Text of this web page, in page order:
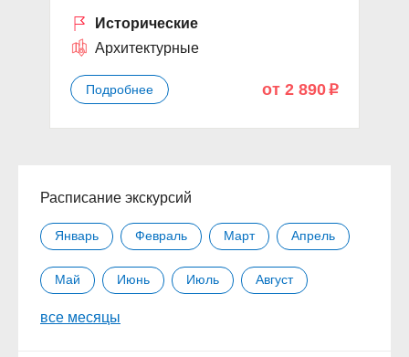
Исторические
Архитектурные
Подробнее от 2 890 p
Расписание экскурсий
Январь Февраль Март Апрель
Май Июнь Июль Август
Сентябрь
все месяцы